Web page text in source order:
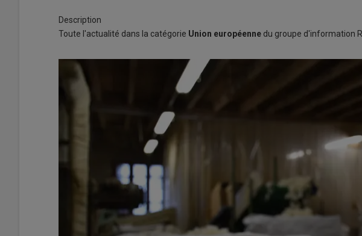
Description
Toute l'actualité dans la catégorie Union européenne du groupe d'information